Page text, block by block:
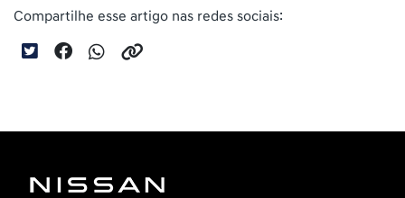
Compartilhe esse artigo nas redes sociais: